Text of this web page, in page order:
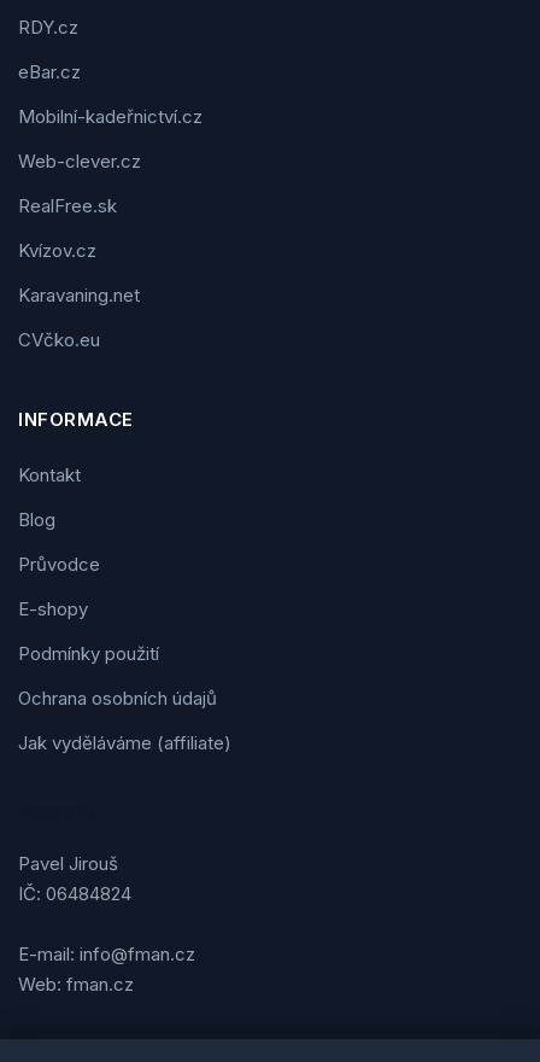
RDY.cz
eBar.cz
Mobilní-kadeřnictví.cz
Web-clever.cz
RealFree.sk
Kvízov.cz
Karavaning.net
CVčko.eu
INFORMACE
Kontakt
Blog
Průvodce
E-shopy
Podmínky použití
Ochrana osobních údajů
Jak vyděláváme (affiliate)
Pavel Jirouš
IČ: 06484824
E-mail: info@fman.cz
Web: fman.cz